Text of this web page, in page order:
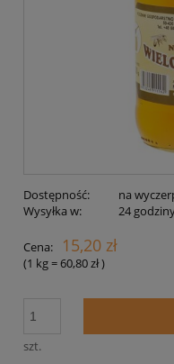
Dostępność:
na
Wysyłka w:
24
Cena: 15,20 zł
(1 kg=60,80 zł)
szt.